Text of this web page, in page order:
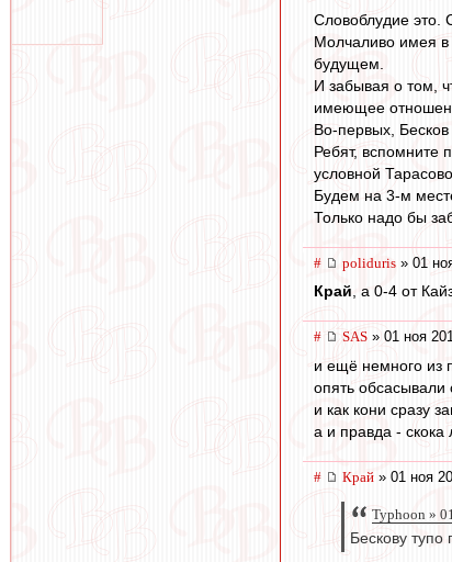
Словоблудие это.
Молчаливо имея в
будущем.
И забывая о том,
имеющее
Во-первых,
Ребят, вспомните
условной
Будем на 3-м
Только надо бы
# poliduris » 01
Край, а 0-4 от
# SAS » 01 ноя
и ещё немного из
опять обсасывали
и как кони сразу
а и правда -
# Край » 01 ноя
Typhoon »
Бескову